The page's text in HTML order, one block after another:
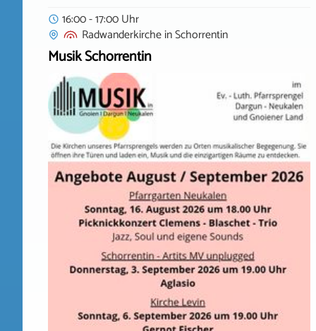
16:00 - 17:00 Uhr
RadwanderkircheinSchorrentin
Musik Schorrentin